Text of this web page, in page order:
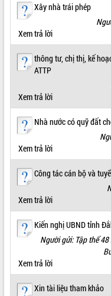
VIDEO
Không có file video nào để phát.
ALBUM ẢNH
LIÊN KẾT WEB
Xây nhà trái phép
Xem trả lời
thông tư, chị thị, kế
ATTP
Xem trả lời
Nhà nước có quỹ đất
Xem trả lời
Công tác cán bộ và
Xem trả lời
Kiến nghị UBND tỉnh
Người gửi: Tập thể
Xem trả lời
Xin tài liệu tham khảo